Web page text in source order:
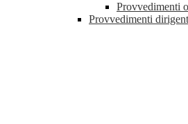
Provvedimenti
Provvedimenti